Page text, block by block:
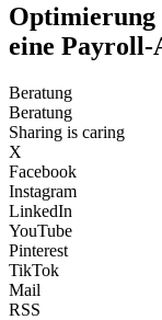
Optimierung
eine Payroll-
Beratung
Beratung
Sharing is caring
X
Facebook
Instagram
LinkedIn
YouTube
Pinterest
TikTok
Mail
RSS